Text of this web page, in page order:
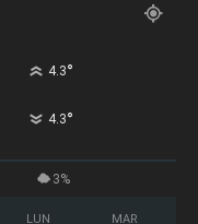
4.3°
4.3°
3%
LUN MAR